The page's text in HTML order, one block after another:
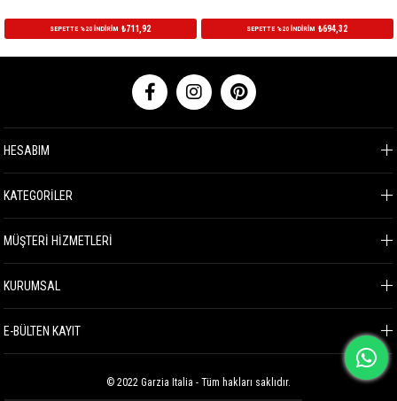
SEPETTE %20 İNDİRİM ₺711,92 SEPETTE %20 İNDİRİM ₺694,32
HESABIM
KATEGORİLER
MÜŞTERİ HİZMETLERİ
KURUMSAL
E-BÜLTEN KAYIT
© 2022 Garzia Italia - Tüm hakları saklıdır.